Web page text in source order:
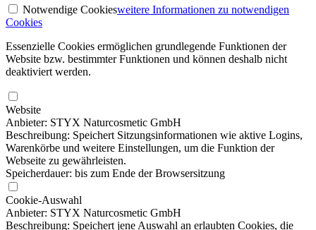
Notwendige Cookiesweitere Informationen zu notwendigen
Cookies
Essenzielle Cookies ermöglichen grundlegende Funktionen der
Website bzw. bestimmter Funktionen und können deshalb nicht
deaktiviert werden.
Website
Anbieter: STYX Naturcosmetic GmbH
Beschreibung: Speichert Sitzungsinformationen wie aktive Logins,
Warenkörbe und weitere Einstellungen, um die Funktion der
Webseite zu gewährleisten.
Speicherdauer: bis zum Ende der Browsersitzung
Cookie-Auswahl
Anbieter: STYX Naturcosmetic GmbH
Beschreibung: Speichert jene Auswahl an erlaubten Cookies, die